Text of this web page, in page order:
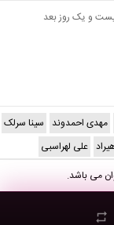
و یک روز بعد
مهدی احمدوند سینا سرلک
علی لهراسبی
می باشد.